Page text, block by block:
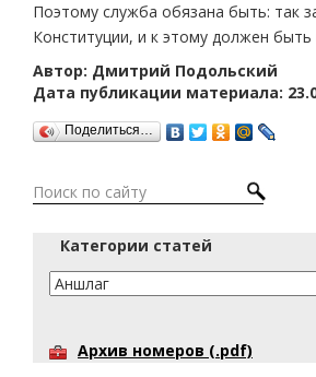
Поэтому служба обязана быть: так
Конституции, и к этому должен
Автор: Дмитрий Подольский
Дата публикации материала:
Поделиться…
Категории статей
Архив номеров (.pdf)